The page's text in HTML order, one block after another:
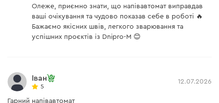
Кабель с зажимом массы 2
есть
Контактный наконечник 0,8
есть
эксплуатации
Сварочный полуавтомат
Олеже, приємно знати, що напівавтомат виправдав
ваші очікування та чудово показав себе в роботі 🔥
Бажаємо якісних швів, легкого зварювання та
успішних проєктів із Dnipro-M 😊
Іван
5
12.07.2026
Гарний напівавтомат